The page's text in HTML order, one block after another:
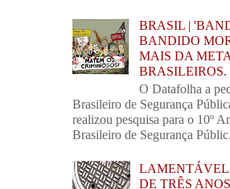
BRASIL |
BANDIDO
MAIS DA
BRASILEIROS.
O Datafolha a
Brasileiro de Segurança
realizou pesquisa para o 10º
Brasileiro de Segurança
LAMENTÁVEL
DE TRÊS